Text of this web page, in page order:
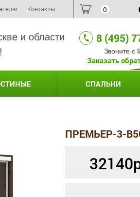
Контакты 0
и области
8 (495)
Звоните с
Заказать
СПАЛЬНИ
ПРЕМЬЕР-3-
32140